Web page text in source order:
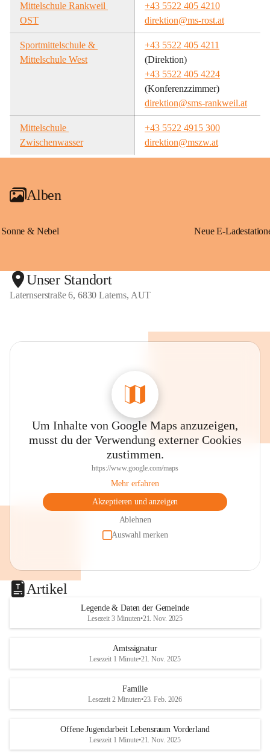
Mittelschule Rankweil
OST
+43 5522 405 4210
direktion@ms-rost.at
Sportmittelschule &
Mittelschule West
+43 5522 405 4211
(Direktion)
+43 5522 405 4224
(Konferenzzimmer)
direktion@sms-rankweil.at
Mittelschule
Zwischenwasser
+43 5522 4915 300
direktion@mszw.at
Alben
Sonne & Nebel
Unser Standort
Laternserstraße 6, 6830 Laterns, AUT
Um Inhalte von Google Maps anzuzeigen,
musst du der Verwendung externer Cookies
zustimmen.
https://www.google.com/maps
Mehr erfahren
Akzeptieren und anzeigen
Ablehnen
Auswahl merken
Artikel
Legende & Daten der Gemeinde
Lesezeit 3 Minuten•21. Nov. 2025
Amtssignatur
Lesezeit 1 Minute•21. Nov. 2025
Familie
Lesezeit 2 Minuten•23. Feb. 2026
Offene Jugendarbeit Lebensraum Vorderland
Lesezeit 1 Minute•21. Nov. 2025